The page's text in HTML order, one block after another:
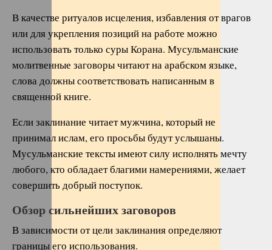
В качестве ритуалов исцеления, избавления от врагов
или для укрепления позиций на работе можно
использовать только суры Корана. Мусульманские
молитвенные заговоры читают на арабском языке,
слова должны соответствовать написанным в
священной книге.
Если заклинание читает мужчина, который не
принимал ислам, его просьбы будут услышаны.
Мусульманские тексты имеют силу исполнять мечту
любого, кто обладает благими намерениями, желает
совершить добрый поступок.
Обзор сильнейших заговоров
В зависимости от цели заклинания определяют
границы его использования.